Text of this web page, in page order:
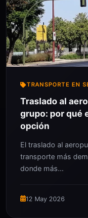
TRANSPORTE EN
Traslado al
grupo: por qué
opción
El traslado al
transporte más
donde más…
12 May 2026